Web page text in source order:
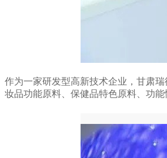
作为一家研发型高新技术企业，甘肃
妆品功能原料、保健品特色原料、功能